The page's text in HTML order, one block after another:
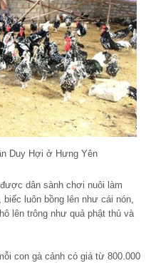
Duy Hợi ở Hưng Yên
dân sành chơi nuôi làm
biếc luôn bồng lên như cái nón,
lên trông như quả phật thủ và
con gà cảnh có giá từ 800.000